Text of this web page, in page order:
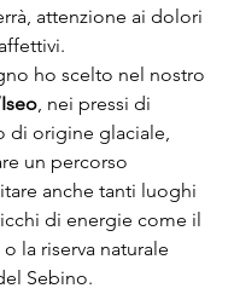
attenzione ai dolori
ho scelto nel nostro
Iseo, nei pressi di
di origine glaciale,
un percorso
anche tanti luoghi
di energie come il
la riserva naturale
Sebino.